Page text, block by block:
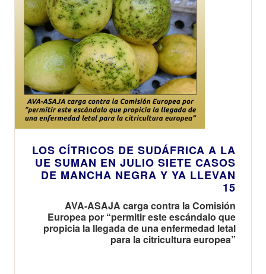
LOS CÍTRICOS DE SUDÁFRICA A LA
UE SUMAN EN JULIO SIETE CASOS
DE MANCHA NEGRA Y YA LLEVAN
15
AVA-ASAJA carga contra la Comisión
Europea por “permitir este escándalo que
propicia la llegada de una enfermedad letal
para la citricultura europea”